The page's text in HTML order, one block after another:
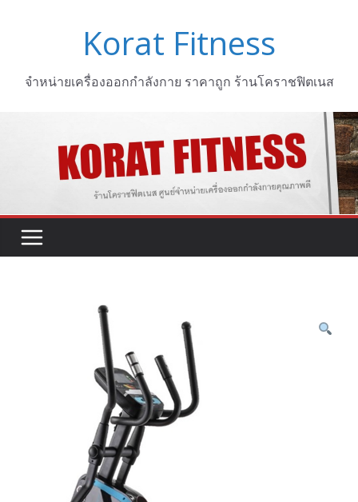
Korat Fitness
จำหน่ายเครื่องออกกำลังกาย ราคาถูก ร้านโคราชฟิตเนส